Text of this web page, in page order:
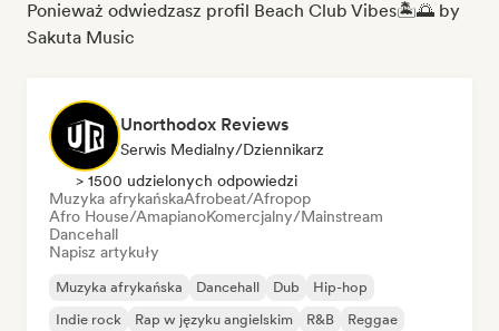
Ponieważ odwiedzasz profil Beach Club Vibes🏝️🌅 by
Sakuta Music
Unorthodox Reviews
Serwis Medialny/Dziennikarz
> 1500 udzielonych odpowiedzi
Muzyka afrykańskaAfrobeat/Afropop
Afro House/AmapianoKomercjalny/Mainstream
Dancehall
Napisz artykuły
Muzyka afrykańska Dancehall Dub
Hip-hop
Indie rock
Rap w języku angielskim R&B Reggae